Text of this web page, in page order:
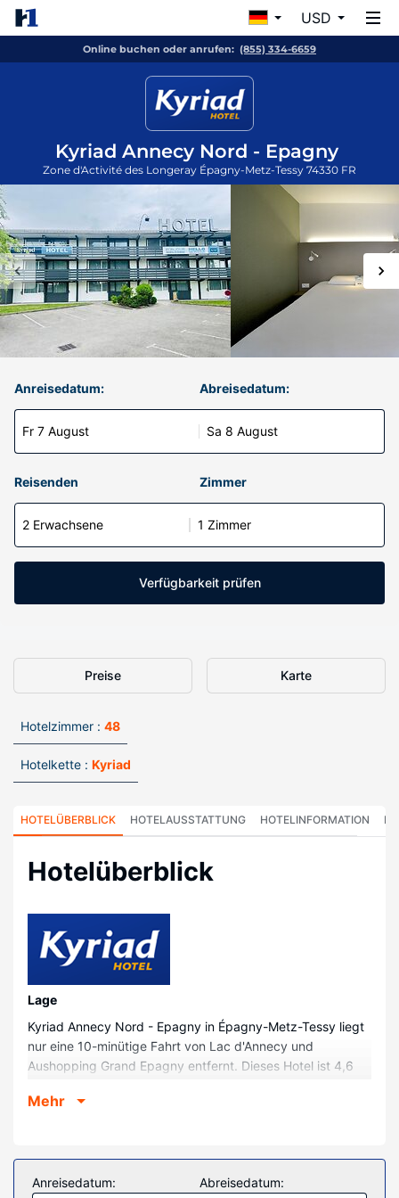
USD
Online buchen oder anrufen: (855) 334-6659
Kyriad Annecy Nord - Epagny
Zone d'Activité des Longeray Épagny-Metz-Tessy 74330 FR
Anreisedatum:
Fr 7 August
Abreisedatum:
Sa 8 August
Reisenden Zimmer
2 Erwachsene 1 Zimmer
Verfügbarkeit prüfen
Preise Karte
Hotelzimmer : 48
Hotelkette : Kyriad
HOTELÜBERBLICK HOTELAUSSTATTUNG HOTELINFORMATION
Hotelüberblick
Lage
Kyriad Annecy Nord - Epagny in Épagny-Metz-Tessy liegt
nur eine 10-minütige Fahrt von Lac d'Annecy und
Aushopping Grand Epagny entfernt. Dieses Hotel ist 4,6
Zimmer
und einen Flachbildfernseher bieten, wie zu Hause. Ein
WLAN-Internetzugang (kostenlos) ist ebenso verfügbar
Mehr
Anreisedatum: Abreisedatum: